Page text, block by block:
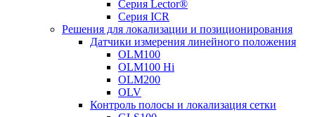
Серия Lector®
Серия ICR
Решения для локализации и позиционирования
Датчики измерения линейного положения
OLM100
OLM100 Hi
OLM200
OLV
Контроль полосы и локализация сетки